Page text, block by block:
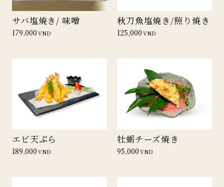
サバ塩焼き/ 味噌
179,000VND
秋刀魚塩焼き/照り焼き
125,000VND
エビ天ぷら
189,000VND
牡蛎チーズ焼き
95,000VND